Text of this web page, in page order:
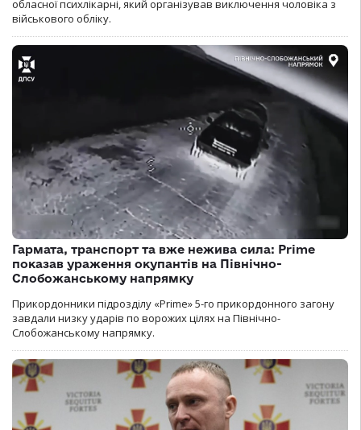
обласної психлікарні, який організував виключення чоловіка з
військового обліку.
Гармата, транспорт та вже нежива сила: Prime
показав ураження окупантів на Північно-
Слобожанському напрямку
Прикордонники підрозділу «Prime» 5-го прикордонного загону
завдали низку ударів по ворожих цілях на Північно-
Слобожанському напрямку.